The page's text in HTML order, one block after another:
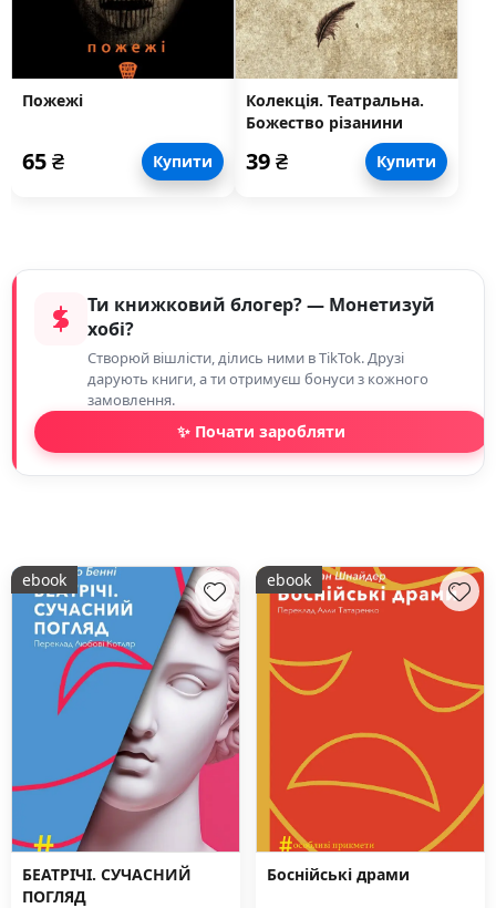
Пожежі
65₴ Купити
Колекція. Театральна.
Божество різанини
39₴ Купити
Ти книжковий блогер? — Монетизуй
хобі?
Створюй вішлісти, ділись ними в TikTok. Друзі
дарують книги, а ти отримуєш бонуси з кожного
замовлення.
✨ Почати заробляти
ebook
БЕАТРІЧІ. СУЧАСНИЙ
ПОГЛЯД
ebook
Боснійські драми